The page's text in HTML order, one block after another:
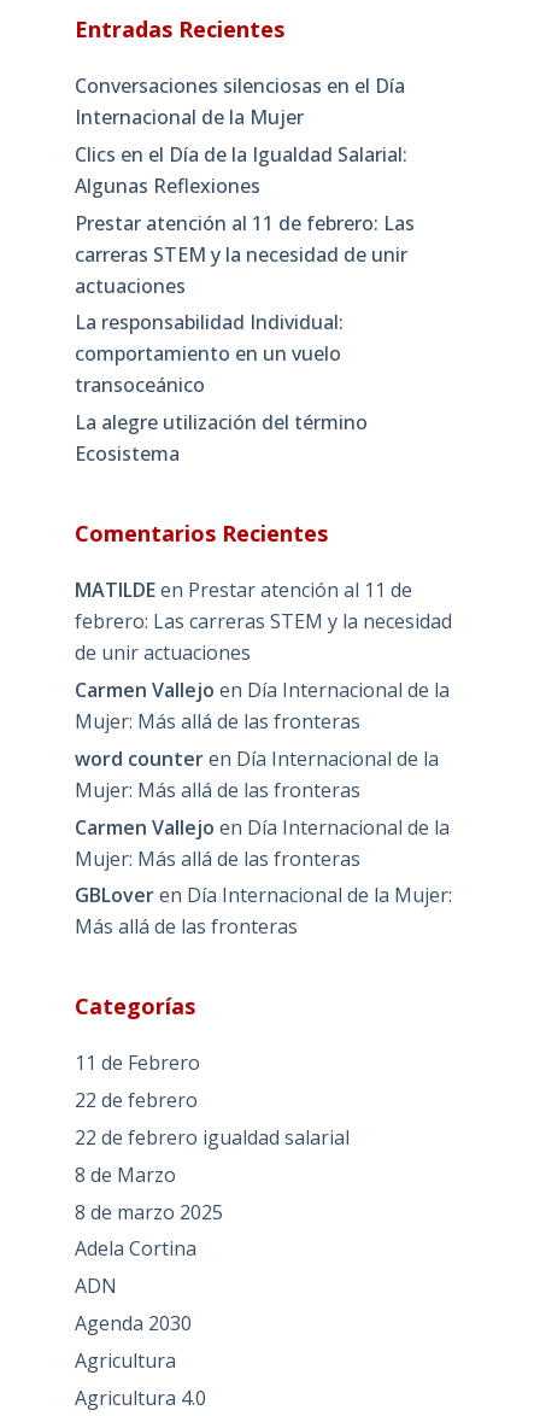
Entradas Recientes
Conversaciones silenciosas en el Día
Internacional de la Mujer
Clics en el Día de la Igualdad Salarial:
Algunas Reflexiones
Prestar atención al 11 de febrero: Las
carreras STEM y la necesidad de unir
actuaciones
La responsabilidad Individual:
comportamiento en un vuelo
transoceánico
La alegre utilización del término
Ecosistema
Comentarios Recientes
MATILDEen Prestar atención al 11 de
febrero: Las carreras STEM y la necesidad
de unir actuaciones
Carmen Vallejo en Día Internacional de la
Mujer: Más allá de las fronteras
word counteren Día Internacional de la
Mujer: Más allá de las fronteras
Carmen Vallejo en Día Internacional de la
Mujer: Más allá de las fronteras
GBLoveren Día Internacional de la Mujer:
Más allá de las fronteras
Categorías
11 de Febrero
22 de febrero
22 de febrero igualdad salarial
8 de Marzo
8 de marzo 2025
Adela Cortina
ADN
Agenda 2030
Agricultura
Agricultura 4.0